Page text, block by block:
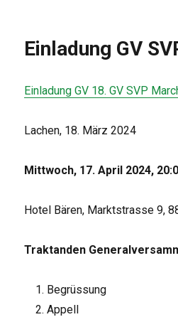
Einladung GV
Einladung GV 18. GV SVP
Lachen, 18. März 2024
Mittwoch, 17. April 2024,
Hotel Bären, Marktstrasse 9,
Traktanden
Begrüssung
Appell